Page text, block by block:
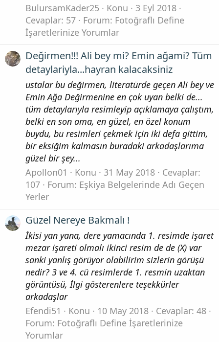
BulursamKader25
Konu
3 Eyl 2018
Cevaplar: 57
Forum: Fotoğraflı Define
İşaretlerinize Yorumlar
Değirmen!!! Ali bey mi? Emin ağami? Tüm
detaylariyla...hayran kalacaksiniz
ustalar bu değirmen, literatürde geçen Ali bey ve
Emin Ağa Değirmenine en çok uyan belki de...
tüm detaylarıyla resimleyip açıklamaya çalıştım,
belki en son ama, en güzel, en özel konum
buydu, bu resimleri çekmek için iki defa gittim,
bir eksiğim kalmasın buradaki arkadaşlarıma
güzel bir şey...
Apollon01
Konu 31 May 2018
Cevaplar:
107
Forum: Eşkiya Belgelerinde Adı Geçen
Yerler
Güzel Nereye Bakmalı !
İkisi yan yana, dere yamacında 1. resimde işaret
mezar işareti olmalı ikinci resim de de (X) var
sanki yanlış görüyor olabilirim sizlerin görüşü
nedir? 3 ve 4. cü resimlerde 1. resmin uzaktan
görüntüsü, İlgi gösterenlere teşekkürler
arkadaşlar
Efendi51
Konu 10 May 2018
Cevaplar: 48
Forum: Fotoğraflı Define İşaretlerinize
Yorumlar